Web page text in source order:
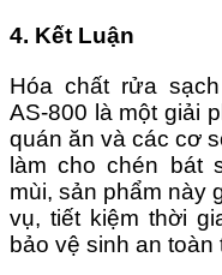
4. Kết Luận
Hóa chất rửa
AS-800 là một giải
quán ăn và các cơ
làm cho chén bát
mùi, sản phẩm này
vụ, tiết kiệm thời
bảo vệ sinh an toàn